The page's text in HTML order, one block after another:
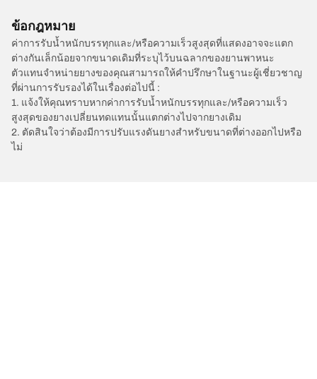
ข้อกฎหมาย
ค่าการรับน้ำหนักบรรทุกและ/หรือความเร็วสูงสุดที่แสดงอาจจะแตก
ต่างกันเล็กน้อยจากขนาดเดิมที่ระบุไว้บนฉลากของยานพาหนะ
ตัวแทนจำหน่ายยางของคุณสามารถให้คำปรึกษาในฐานะผู้เชี่ยวชาญ
ที่ผ่านการรับรองได้ในเรื่องต่อไปนี้ :
1. แจ้งให้คุณทราบหากค่าการรับน้ำหนักบรรทุกและ/หรือความเร็ว
สูงสุดของยางเปลี่ยนทดแทนนั้นแตกต่างไปจากยางเดิม
2. ตัดสินใจว่าต้องมีการปรับแรงดันยางสำหรับขนาดที่ต่างออกไปหรือ
ไม่